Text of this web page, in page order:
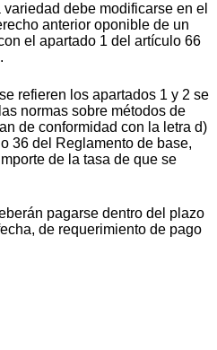
debe modificarse en el
anterior oponible de un
el apartado 1 del artículo 66
refieren los apartados 1 y 2 se
normas sobre métodos de
de conformidad con la letra d)
36 del Reglamento de base,
de la tasa de que se
pagarse dentro del plazo
de requerimiento de pago